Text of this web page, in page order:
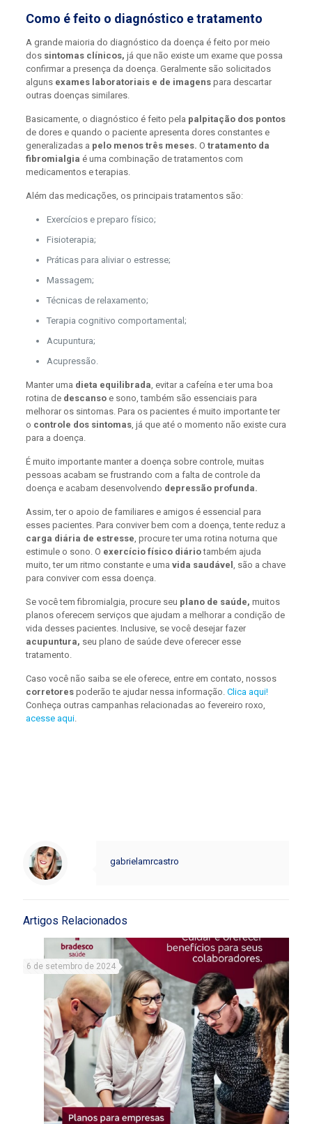
Como é feito o diagnóstico e tratamento
A grande maioria do diagnóstico da doença é feito por meio
dos sintomas clínicos, já que não existe um exame que possa
confirmar a presença da doença. Geralmente são solicitados
alguns exames laboratoriais e de imagenspara descartar
outras doenças similares.
Basicamente, o diagnóstico é feito pela palpitação dos pontos
de dores e quando o paciente apresenta dores constantes e
generalizadas a pelo menos três meses. O tratamento da
fibromialgia é uma combinação de tratamentos com
medicamentos e terapias.
Além das medicações, os principais tratamentos são:
Exercícios e preparo físico;
Fisioterapia;
Práticas para aliviar o estresse;
Massagem;
Técnicas de relaxamento;
Terapia cognitivo comportamental;
Acupuntura;
Acupressão.
Manter uma dieta equilibrada, evitar a cafeína e ter uma boa
rotina dedescansoe sono, também são essenciais para
melhorar os sintomas. Para os pacientes é muito importante ter
o controle dos sintomas, já que até o momento não existe cura
para a doença.
É muito importante manter a doença sobre controle, muitas
pessoas acabam se frustrando com a falta de controle da
doença e acabam desenvolvendo depressão profunda.
Assim, ter o apoio de familiares e amigos é essencial para
esses pacientes. Para conviver bem com a doença, tente reduz a
carga diária de estresse, procure ter uma rotina noturna que
estimule o sono. O exercício físico diáriotambém ajuda
muito, ter um ritmo constante e uma vida saudável , são a chave
para conviver com essa doença.
Se você tem fibromialgia, procure seu plano de saúde, muitos
planos oferecem serviços que ajudam a melhorar a condição de
vida desses pacientes. Inclusive, se você desejar fazer
acupuntura, seu plano de saúde deve oferecer esse
tratamento.
Caso você não saiba se ele oferece, entre em contato, nossos
corretorespoderão te ajudar nessa informação. Clica aqui!
Conheça outras campanhas relacionadas ao fevereiro roxo,
acesse aqui.
gabrielamrcastro
Artigos Relacionados
6 de setembro de 2024